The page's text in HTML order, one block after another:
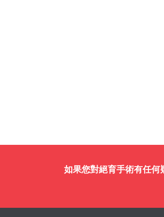
如果您對絕育手術有任何